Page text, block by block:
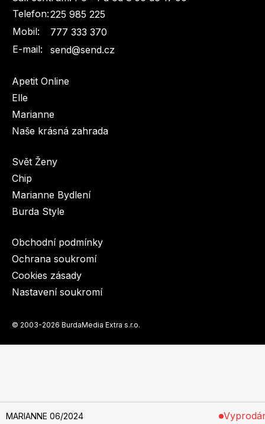
MARIANNE 06/2024
Dostupnost: Skladem, expedujeme do 3 prac. dnů
Telefon:225 985 225
Mobil:
777 333 370
E-mail:
send@send.cz
Apetit Online
Elle
Marianne
Naše krásná zahrada
Svět Ženy
Chip
Marianne Bydlení
Burda Style
Obchodní podmínky
Ochrana soukromí
Cookies zásady
Nastavení soukromí
© 2003-2026 BurdaMedia Extra s.r.o.